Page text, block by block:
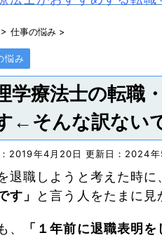
> 仕事の悩み >
悩み
学療法士の転
←そんな訳ない
2019年4月20日 更新日： 2024年
退職しようと考えた時に
す」
と言う人をたまに見
、 「１年前に退職表明